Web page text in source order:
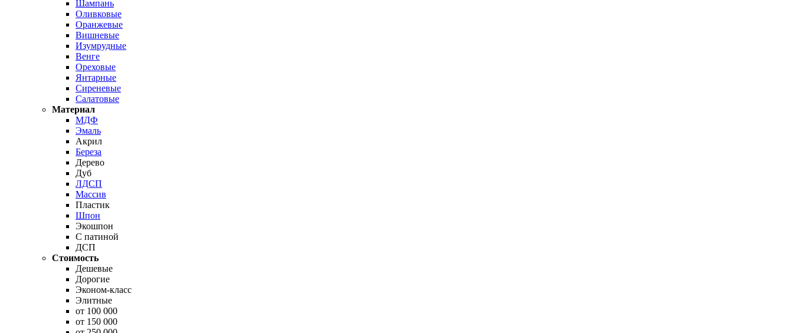
Шампань
Оливковые
Оранжевые
Вишневые
Изумрудные
Венге
Ореховые
Янтарные
Сиреневые
Салатовые
Материал
МДФ
Эмаль
Акрил
Береза
Дерево
Дуб
ЛДСП
Массив
Пластик
Шпон
Экошпон
С патиной
ДСП
Стоимость
Дешевые
Дорогие
Эконом-класс
Элитные
от 100 000
от 150 000